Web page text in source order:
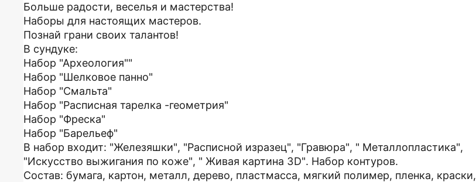
Больше радости, веселья и мастерства!
Наборы для настоящих мастеров.
Познай грани своих талантов!
В сундуке:
Набор "Археология""
Набор "Шелковое панно"
Набор "Смальта"
Набор "Расписная тарелка -геометрия"
Набор "Фреска"
Набор "Барельеф"
В набор входит: "Железяшки", "Расписной изразец", "Гравюра", " Металлопластика",
"Искусство выжигания по коже", " Живая картина 3D". Набор контуров.
Состав: бумага, картон, металл, дерево, пластмасса, мягкий полимер, пленка, краски,